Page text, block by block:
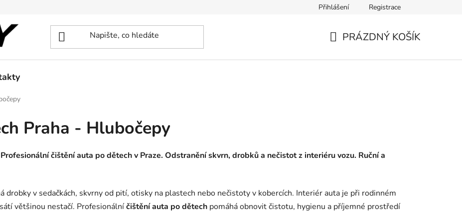
Přihlášení Registrace
PRÁZDNÝ KOŠÍK
Praha - Hlubočepy
čištění auta po dětech v Praze. Odstranění skvrn, drobků a nečistot z interiéru vozu. Ruční a
drobky v sedačkách, skvrny od pití, otisky na plastech nebo nečistoty v kobercích. Interiér auta je při rodinném
většinou nestačí. Profesionálníčištění auta po dětech pomáhá obnovit čistotu, hygienu a příjemné prostředí